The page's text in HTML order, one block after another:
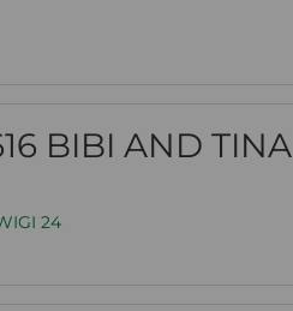
BIBI AND TINA
24